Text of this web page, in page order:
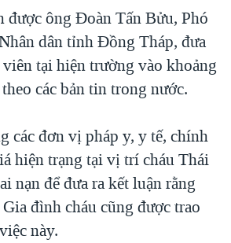
được ông Đoàn Tấn Bửu, Phó
dân tỉnh Đồng Tháp, đưa
tại hiện trường vào khoảng
các bản tin trong nước.
các đơn vị pháp y, y tế, chính
hiện trạng tại vị trí cháu Thái
nạn để đưa ra kết luận rằng
đình cháu cũng được trao
này.